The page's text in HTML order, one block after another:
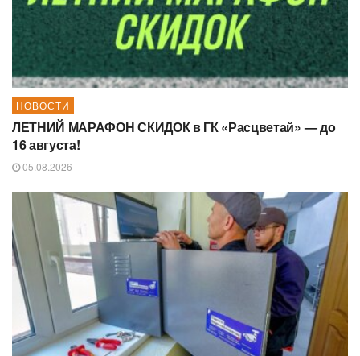
НОВОСТИ
ЛЕТНИЙ МАРАФОН СКИДОК в ГК «Расцветай» — до
16 августа!
05.08.2026